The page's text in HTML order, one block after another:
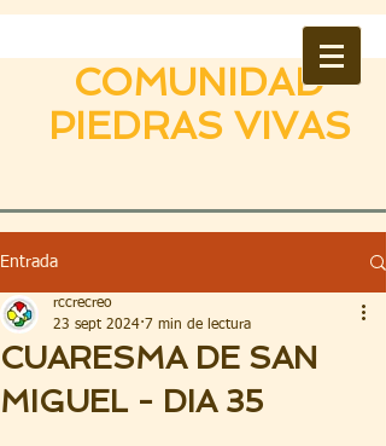
COMUNIDAD
PIEDRAS VIVAS
Entrada
CUARESMA DE SAN
MIGUEL - DIA 35
rccrecreo
23 sept 2024 7 min de lectura